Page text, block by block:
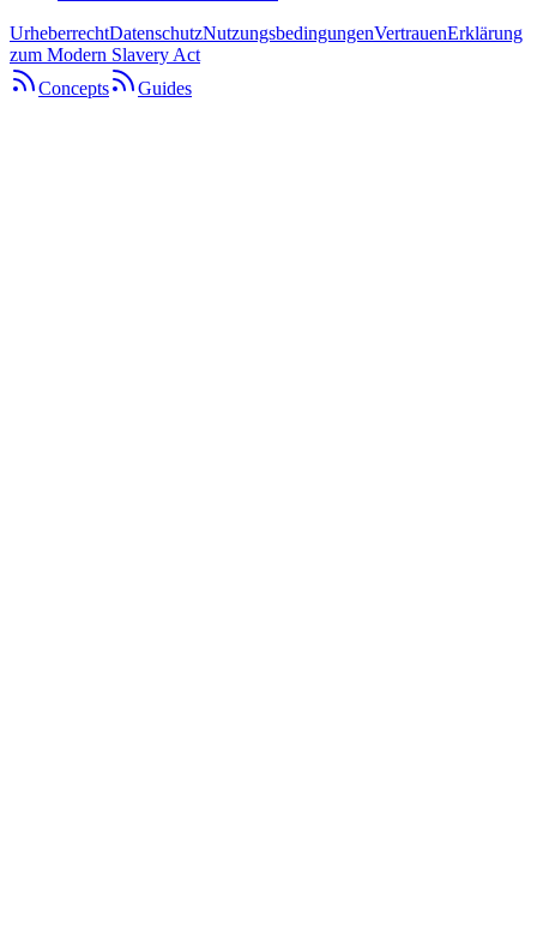
UrheberrechtDatenschutzNutzungsbedingungenVertrauenErklärung
zum Modern Slavery Act
Concepts
Guides